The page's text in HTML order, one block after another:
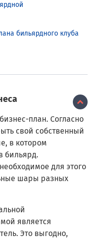
бильярдного клуба
план. Согласно
свой собственный
в котором
бильярд.
для этого
шары разных
является
Это выгодно,